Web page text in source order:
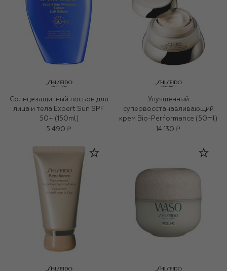
Солнцезащитный лосьон для
лица и тела Expert Sun SPF
50+ (150ml)
5 490 ₽
Улучшенный
супервосстанавливающий
крем Bio-Performance (50ml)
14 130 ₽